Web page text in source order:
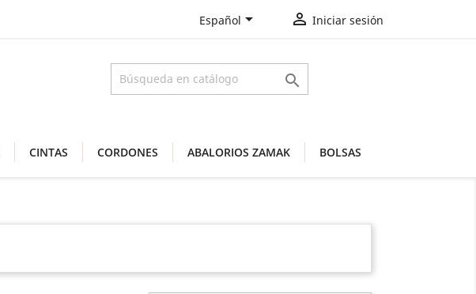
Español  Iniciar sesión

CINTAS CORDONES ABALORIOS ZAMAK BOLSAS